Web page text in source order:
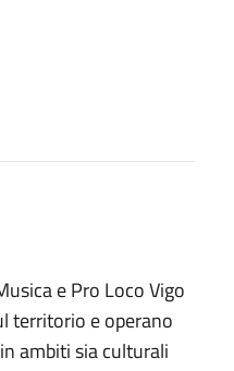
e Pro Loco Vigo
territorio e operano
ambiti sia culturali